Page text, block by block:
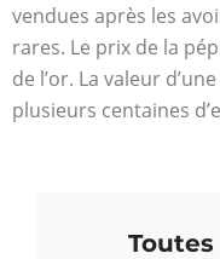
vendues après les
rares. Le prix de la
de l’or. La valeur
plusieurs centaines